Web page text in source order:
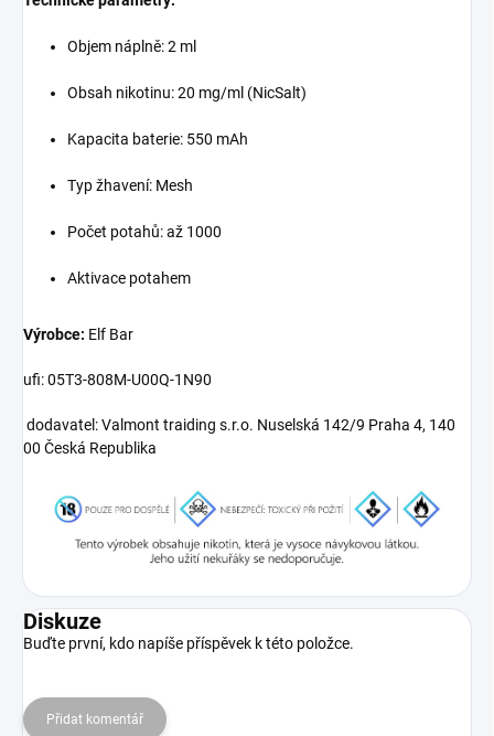
Objem náplně: 2 ml
Obsah nikotinu: 20 mg/ml (NicSalt)
Kapacita baterie: 550 mAh
Typ žhavení: Mesh
Počet potahů: až 1000
Aktivace potahem
Výrobce: Elf Bar
ufi: 05T3-808M-U00Q-1N90
dodavatel: Valmont traiding s.r.o. Nuselská 142/9 Praha 4, 140
00 Česká Republika
Diskuze
Buďte první, kdo napíše příspěvek k této položce.
Přidat komentář